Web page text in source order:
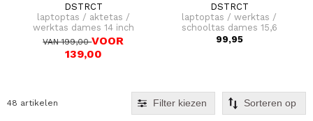
DSTRCT
laptoptas / aktetas /
werktas dames 14 inch
floater field leer
VAN 199,00VOOR
139,00
DSTRCT
laptoptas / werktas /
schooltas dames 15,6
inch portland road
99,95
48 artikelen Filter kiezen